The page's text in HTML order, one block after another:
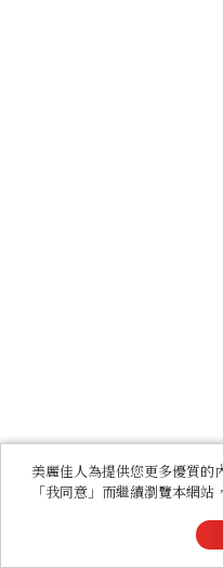
美麗佳人為提供您更多優質的
「我同意」而繼續瀏覽本網